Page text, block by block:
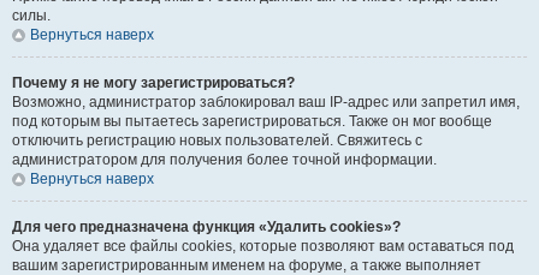
силы.
Вернуться наверх
Почему я не могу зарегистрироваться?
Возможно, администратор заблокировал ваш IP-адрес или запретил имя,
под которым вы пытаетесь зарегистрироваться. Также он мог вообще
отключить регистрацию новых пользователей. Свяжитесь с
администратором для получения более точной информации.
Вернуться наверх
Для чего предназначена функция «Удалить cookies»?
Она удаляет все файлы cookies, которые позволяют вам оставаться под
вашим зарегистрированным именем на форуме, а также выполняет